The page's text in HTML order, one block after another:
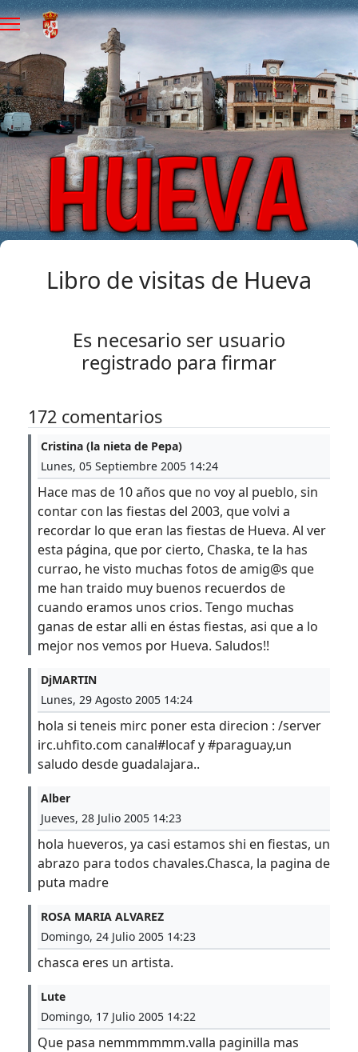
Libro de visitas de Hueva
Es necesario ser usuario
registrado para firmar
172 comentarios
Cristina (la nieta de Pepa)
Lunes, 05 Septiembre 2005 14:24
Hace mas de 10 años que no voy al pueblo, sin
contar con las fiestas del 2003, que volvi a
recordar lo que eran las fiestas de Hueva. Al ver
esta página, que por cierto, Chaska, te la has
currao, he visto muchas fotos de amig@s que
me han traido muy buenos recuerdos de
cuando eramos unos crios. Tengo muchas
ganas de estar alli en éstas fiestas, asi que a lo
mejor nos vemos por Hueva. Saludos!!
DjMARTIN
Lunes, 29 Agosto 2005 14:24
hola si teneis mirc poner esta direcion : /server
irc.uhfito.com canal#locaf y #paraguay,un
saludo desde guadalajara..
Alber
Jueves, 28 Julio 2005 14:23
hola hueveros, ya casi estamos shi en fiestas, un
abrazo para todos chavales.Chasca, la pagina de
puta madre
ROSA MARIA ALVAREZ
Domingo, 24 Julio 2005 14:23
chasca eres un artista.
Lute
Domingo, 17 Julio 2005 14:22
Que pasa nemmmmmm.valla paginilla mas